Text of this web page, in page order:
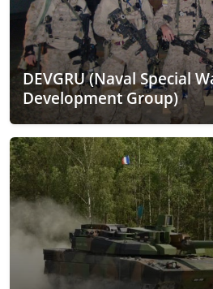
DEVGRU (Naval Special
Development Group)